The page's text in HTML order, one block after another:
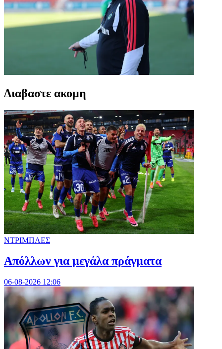
Διαβαστε ακομη
ΝΤΡΙΜΠΛΕΣ
Απόλλων για μεγάλα πράγματα
06-08-2026 12:06